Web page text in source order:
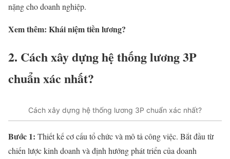
nặng cho doanh nghiệp.
Xem thêm: Khái niệm tiền lương?
2. Cách xây dựng hệ thống lương 3P
chuẩn xác nhất?
Cách xây dựng hệ thống lương 3P chuẩn xác nhất?
Bước 1: Thiết kế cơ cấu tổ chức và mô tả công việc. Bắt đầu từ
chiến lược kinh doanh và định hướng phát triển của doanh